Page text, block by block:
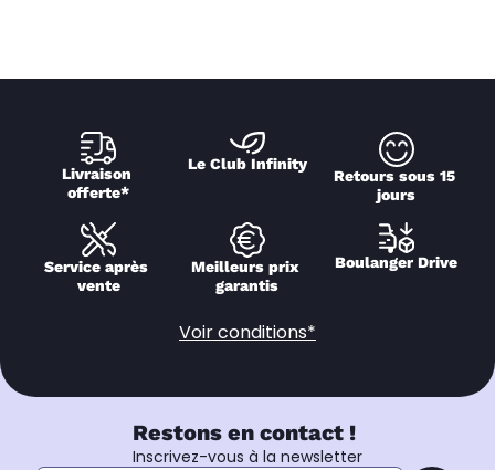
Livraison
offerte*
Le Club Infinity
Retours sous 15
jours
Service après
vente
Meilleurs prix
garantis
Boulanger Drive
Voir conditions*
Restons en contact !
Inscrivez-vous à la newsletter